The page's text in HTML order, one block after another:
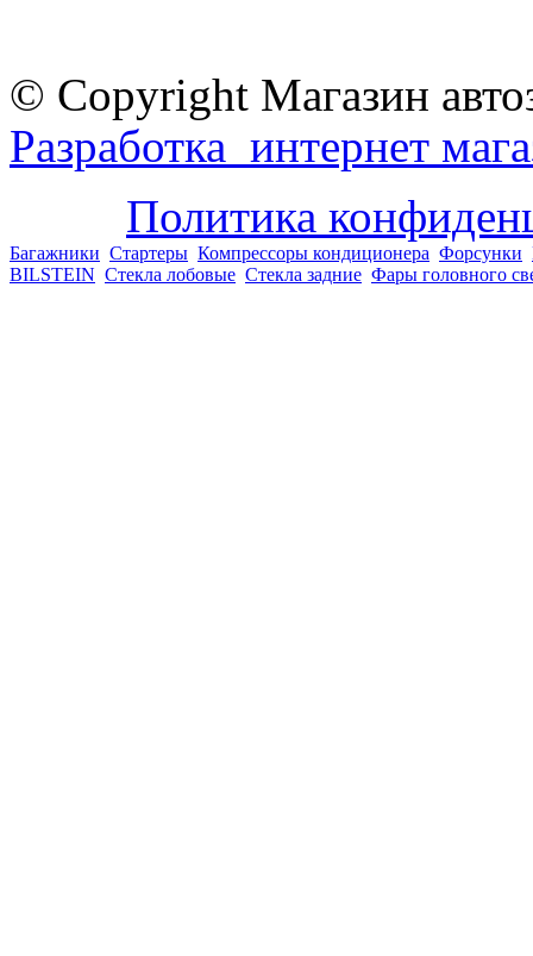
© Copyright Магазин
Разработка интернет
Политика
Багажники Стартеры Компрессоры кондиционера Форсунки
BILSTEIN Стекла лобовые Стекла задние Фары головного